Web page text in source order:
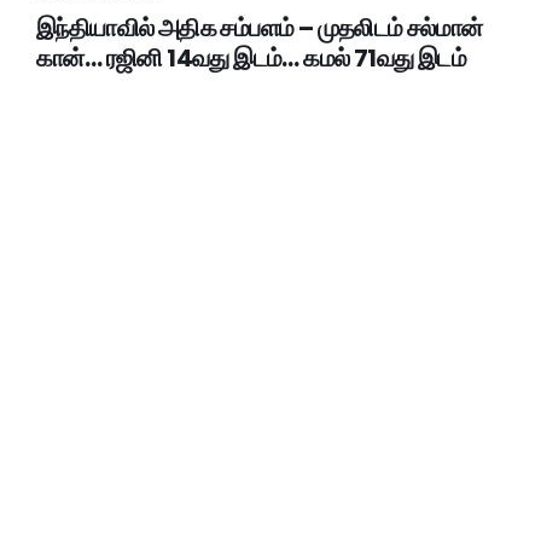
இந்தியாவில் அதிக சம்பளம் – முதலிடம் சல்மான்
கான்… ரஜினி 14வது இடம்… கமல் 71வது இடம்